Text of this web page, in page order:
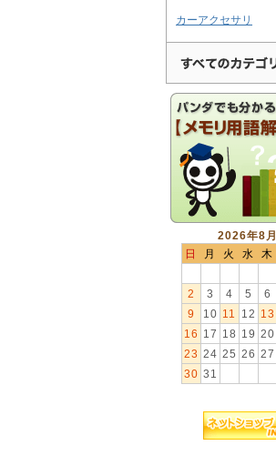
カーアクセサリ
2026年8月
日
月 火 水 木
2
3 4 5 6
9
10 11 12 13
16
17 18 19 20
23 24 25 26 27
30 31